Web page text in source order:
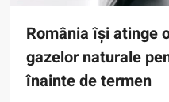
România își atinge
gazelor naturale
înainte de termen